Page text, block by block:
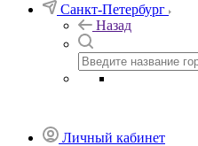
Санкт-Петербург
Назад
Личный кабинет